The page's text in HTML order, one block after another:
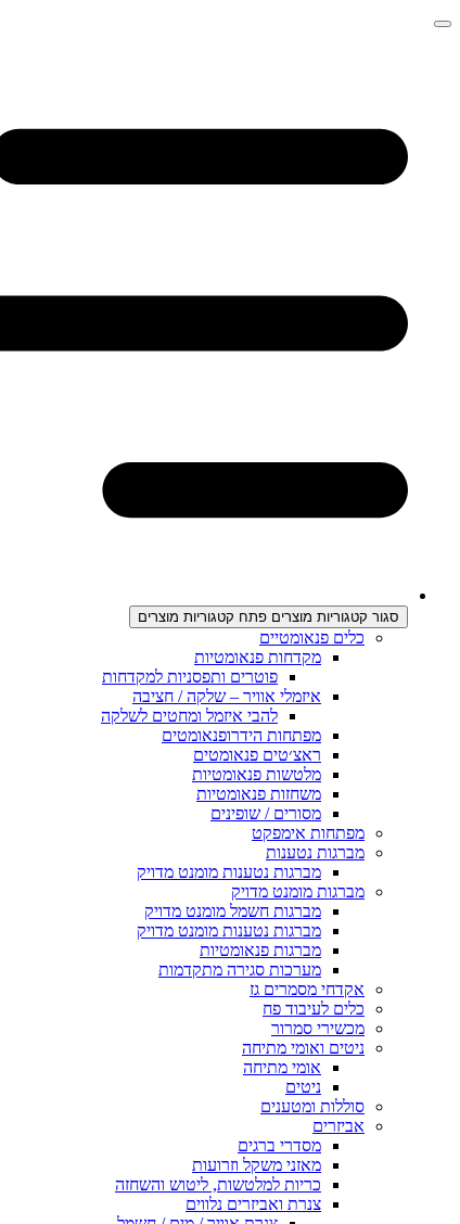
סגור קטגוריות מוצרים פתח קטגוריות מוצרים
כלים פנאומטיים
מקדחות פנאומטיות
פוטרים ותפסניות למקדחות
איזמלי אוויר – שלקה / חציבה
להבי איזמל ומחטים לשלקה
מפתחות הידרופנאומטים
ראצ׳טים פנאומטים
מלטשות פנאומטיות
משחזות פנאומטיות
מסורים / שופינים
מפתחות אימפקט
מברגות נטענות
מברגות נטענות מומנט מדויק
מברגות מומנט מדויק
מברגות חשמל מומנט מדויק
מברגות נטענות מומנט מדויק
מברגות פנאומטיות
מערכות סגירה מתקדמות
אקדחי מסמרים גז
כלים לעיבוד פח
מכשירי סמרור
ניטים ואומי מתיחה
אומי מתיחה
ניטים
סוללות ומטענים
אביזרים
מסדרי ברגים
מאזני משקל וזרועות
כריות למלטשות, ליטוש והשחזה
צנרת ואביזרים נלווים